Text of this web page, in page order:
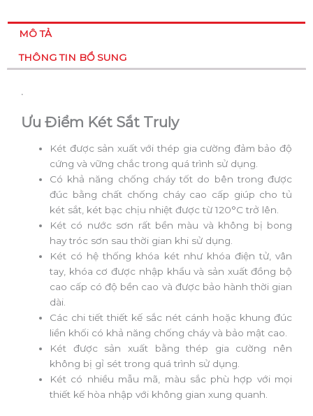
MÔ TẢ
THÔNG TIN BỔ SUNG
.
Ưu Điểm Két Sắt Truly
Két được sản xuất với thép gia cường đảm bảo độ
cứng và vững chắc trong quá trình sử dụng.
Có khả năng chống cháy tốt do bên trong được
đúc bằng chất chống cháy cao cấp giúp cho tủ
két sắt, két bạc chịu nhiệt được từ 120°C trở lên.
Két có nước sơn rất bền màu và không bị bong
hay tróc sơn sau thời gian khi sử dụng.
Két có hệ thống khóa két như khóa điện tử, vân
tay, khóa cơ được nhập khẩu và sản xuất đồng bộ
cao cấp có độ bền cao và được bảo hành thời gian
dài.
Các chi tiết thiết kế sắc nét cánh hoặc khung đúc
liền khối có khả năng chống cháy và bảo mật cao.
Két được sản xuất bằng thép gia cường nên
không bị gỉ sét trong quá trình sử dụng.
Két có nhiều mẫu mã, màu sắc phù hợp với mọi
thiết kế hòa nhập với không gian xung quanh.